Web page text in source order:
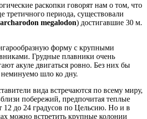
раскопки говорят нам о том, что
третичного периода, существовали
megalodon) достигавшие 30 м.
форму с крупными
Грудные плавники очень
акуле двигаться ровно. Без них бы
шло ко дну.
вида встречаются по всему миру,
побережий, предпочитая теплые
12 до 24 градусов по Цельсию. Но и в
можно встретить крупные колонии